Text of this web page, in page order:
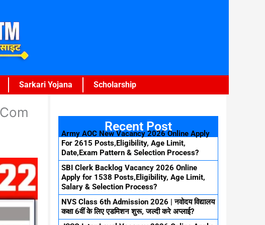
Sarkari Yojana Scholarship
Recent Post
Army AOC New Vacancy 2026 Online Apply
For 2615 Posts,Eligibility, Age Limit,
Date,Exam Pattern & Selection Process?
SBI Clerk Backlog Vacancy 2026 Online
Apply for 1538 Posts,Eligibility, Age Limit,
Salary & Selection Process?
NVS Class 6th Admission 2026 | नवोदय विद्यालय
कक्षा 6वीं के लिए एडमिशन शुरू, जल्दी करे अप्लाई?